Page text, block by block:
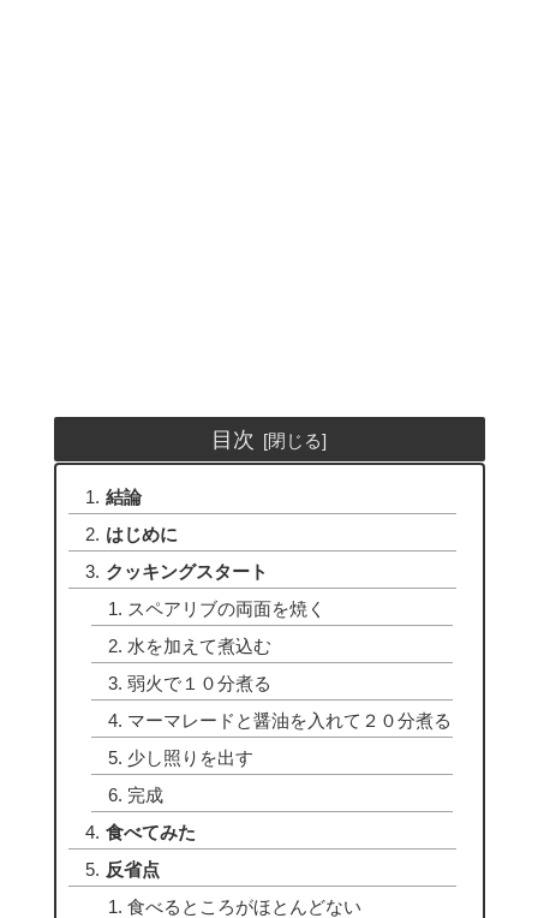
目次
結論
はじめに
クッキングスタート
スペアリブの両面を焼く
水を加えて煮込む
弱火で１０分煮る
マーマレードと醤油を入れて２０分煮る
少し照りを出す
完成
食べてみた
反省点
食べるところがほとんどない